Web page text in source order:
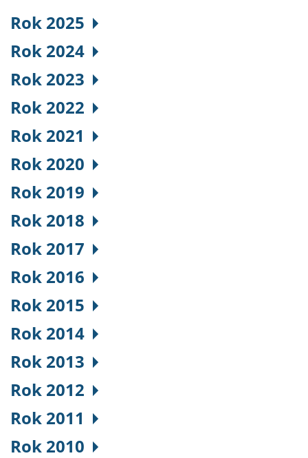
Rok 2025
Rok 2024
Rok 2023
Rok 2022
Rok 2021
Rok 2020
Rok 2019
Rok 2018
Rok 2017
Rok 2016
Rok 2015
Rok 2014
Rok 2013
Rok 2012
Rok 2011
Rok 2010